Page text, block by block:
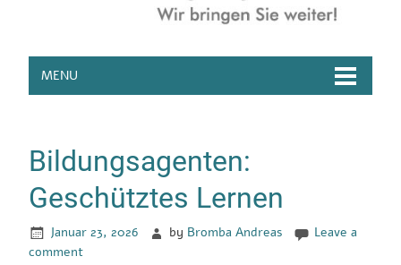
MENU
Bildungsagenten:
Geschütztes Lernen
Januar 23, 2026 by Bromba Andreas
Leave a
comment